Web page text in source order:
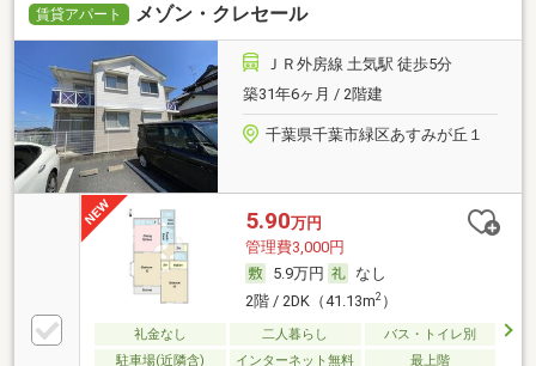
賃貸アパート メゾン・クレセール
ＪＲ外房線 土気駅 徒歩5分
築31年6ヶ月 / 2階建
千葉県千葉市緑区あすみが丘１
5.90万円
管理費3,000円
5.9万円
なし
2階 / 2DK（41.13m2）
礼金なし 二人暮らし
バス・トイレ別
駐車場(近隣含)
インターネット無料 最上階